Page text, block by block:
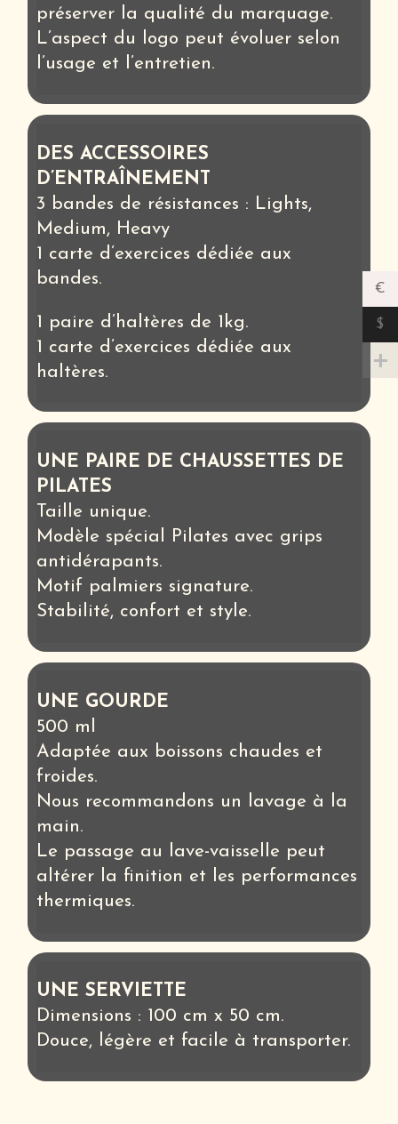
préserver la qualité du marquage.
L’aspect du logo peut évoluer selon
l’usage et l’entretien.
DES ACCESSOIRES
D’ENTRAÎNEMENT
3 bandes de résistances : Lights,
Medium, Heavy
1 carte d’exercices dédiée aux
bandes.
1 paire d’haltères de 1kg.
1 carte d’exercices dédiée aux
haltères.
UNE PAIRE DE CHAUSSETTES DE
PILATES
Taille unique.
Modèle spécial Pilates avec grips
antidérapants.
Motif palmiers signature.
Stabilité, confort et style.
UNE GOURDE
500 ml
Adaptée aux boissons chaudes et
froides.
Nous recommandons un lavage à la
main.
Le passage au lave-vaisselle peut
altérer la finition et les performances
thermiques.
UNE SERVIETTE
Dimensions : 100 cm x 50 cm.
Douce, légère et facile à transporter.
€
$